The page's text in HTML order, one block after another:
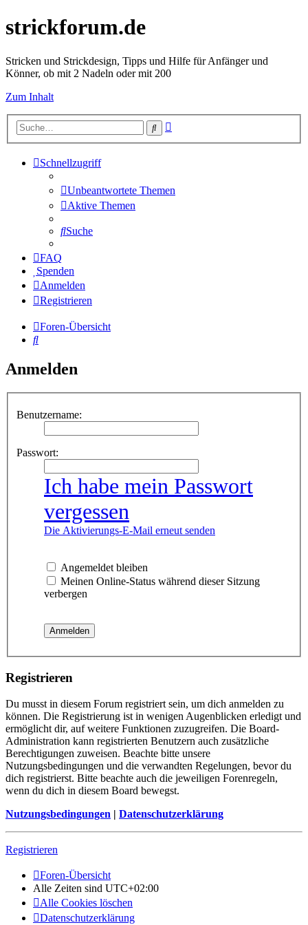
strickforum.de
Stricken und Strickdesign, Tipps und Hilfe für Anfänger und
Könner, ob mit 2 Nadeln oder mit 200
Zum Inhalt
Suche
Schnellzugriff
Unbeantwortete Themen
Aktive Themen
Suche
FAQ
Spenden
Anmelden
Registrieren
Foren-Übersicht
Suche
Anmelden
Benutzername:
Passwort:
Ich habe mein Passwort
vergessen
Die Aktivierungs-E-Mail erneut senden
Angemeldet bleiben
Meinen Online-Status während dieser Sitzung
verbergen
Registrieren
Du musst in diesem Forum registriert sein, um dich anmelden zu
können. Die Registrierung ist in wenigen Augenblicken erledigt und
ermöglicht dir, auf weitere Funktionen zuzugreifen. Die Board-
Administration kann registrierten Benutzern auch zusätzliche
Berechtigungen zuweisen. Beachte bitte unsere
Nutzungsbedingungen und die verwandten Regelungen, bevor du
dich registrierst. Bitte beachte auch die jeweiligen Forenregeln,
wenn du dich in diesem Board bewegst.
Nutzungsbedingungen | Datenschutzerklärung
Registrieren
Foren-Übersicht
Alle Zeiten sind UTC+02:00
Alle Cookies löschen
Datenschutzerklärung